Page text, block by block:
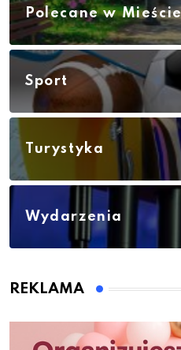
Polecane w Mieście
Sport
Turystyka
Wydarzenia
REKLAMA